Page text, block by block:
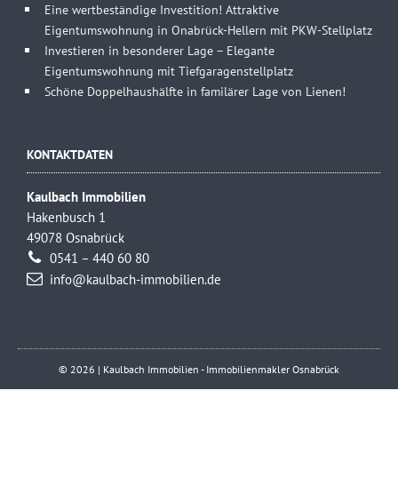
Eine wertbeständige Investition! Attraktive
Eigentumswohnung in Onabrück-Hellern mit PKW-Stellplatz
Investieren in besonderer Lage – Elegante
Eigentumswohnung mit Tiefgaragenstellplatz
Schöne Doppelhaushälfte in familärer Lage von Lienen!
KONTAKTDATEN
Kaulbach Immobilien
Hakenbusch 1
49078 Osnabrück
0541 – 440 60 80
info@kaulbach-immobilien.de
© 2026 | Kaulbach Immobilien - Immobilienmakler Osnabrück